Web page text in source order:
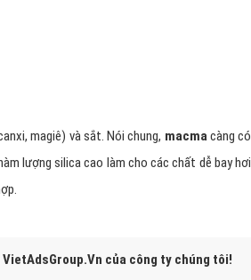
magiê) và sắt. Nói chung, macmacàng có
lượng silica cao làm cho các chất dễ bay hơi
của công ty chúng tôi!